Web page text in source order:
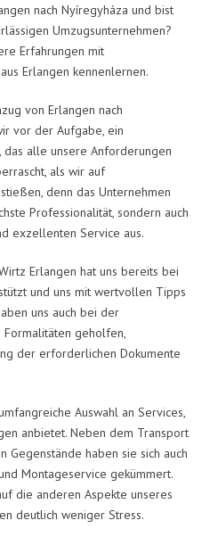
nach Nyíregyháza und bist
Umzugsunternehmen?
Erfahrungen mit
Erlangen kennenlernen.
von Erlangen nach
vor der Aufgabe, ein
das alle unsere Anforderungen
als wir auf
denn das Unternehmen
Professionalität, sondern auch
exzellenten Service aus.
Erlangen hat uns bereits bei
und uns mit wertvollen Tipps
uns auch bei der
geholfen,
der erforderlichen Dokumente
Auswahl an Services,
anbietet. Neben dem Transport
haben sie sich auch
Montageservice gekümmert.
die anderen Aspekte unseres
deutlich weniger Stress.